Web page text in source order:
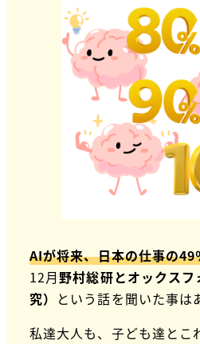
AIが将来、日本の仕事の49
12月野村総研とオックス
究） という話を聞いた事は
私達大人も、子ども達とこ